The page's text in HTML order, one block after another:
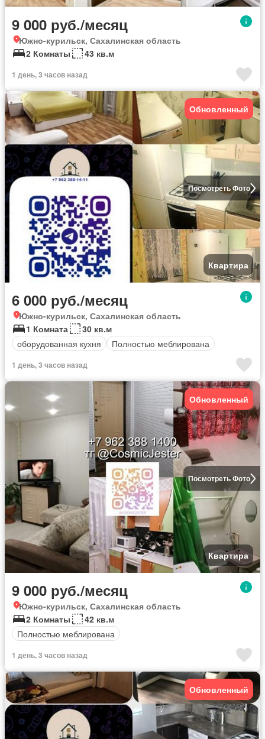
9 000 руб./месяц
Южно-курильск, Сахалинская область
2 Комнаты
43 кв.м
1 день, 3 часов назад
Посмотреть Фото
Обновленный
Квартира
6 000 руб./месяц
Южно-курильск, Сахалинская область
1 Комната
30 кв.м
оборудованная кухня
Полностью меблирована
1 день, 3 часов назад
Посмотреть Фото
Обновленный
Квартира
9 000 руб./месяц
Южно-курильск, Сахалинская область
2 Комнаты
42 кв.м
Полностью меблирована
1 день, 3 часов назад
Обновленный